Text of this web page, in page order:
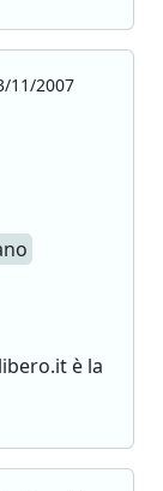
11/2007
è la